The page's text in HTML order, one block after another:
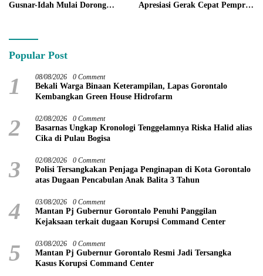
Gusnar-Idah Mulai Dorong
Apresiasi Gerak Cepat Pemprov
Popular Post
1 08/08/2026 0 Comment
Bekali Warga Binaan Keterampilan, Lapas Gorontalo
Kembangkan Green House Hidrofarm
2 02/08/2026 0 Comment
Basarnas Ungkap Kronologi Tenggelamnya Riska Halid alias
Cika di Pulau Bogisa
3 02/08/2026 0 Comment
Polisi Tersangkakan Penjaga Penginapan di Kota Gorontalo
atas Dugaan Pencabulan Anak Balita 3 Tahun
4 03/08/2026 0 Comment
Mantan Pj Gubernur Gorontalo Penuhi Panggilan
Kejaksaan terkait dugaan Korupsi Command Center
5 03/08/2026 0 Comment
Mantan Pj Gubernur Gorontalo Resmi Jadi Tersangka
Kasus Korupsi Command Center